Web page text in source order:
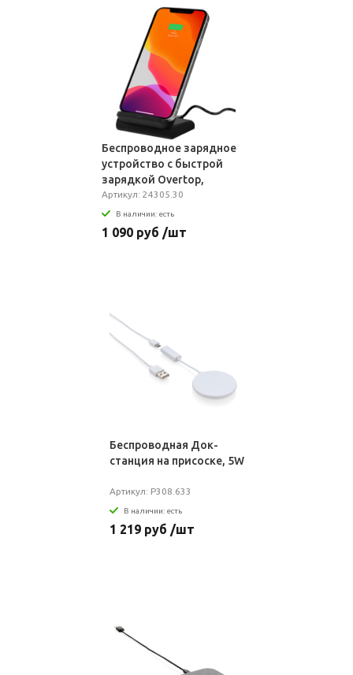
Беспроводное зарядное
устройство с быстрой
зарядкой Overtop,
черное
Артикул: 24305.30
В наличии: есть
1 090 руб /шт
Беспроводная Док-
станция на присоске, 5W
Артикул: P308.633
В наличии: есть
1 219 руб /шт